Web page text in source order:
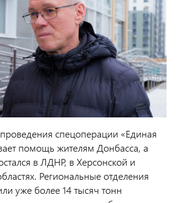
спецоперации «Единая
помощь жителям Донбасса, а
в ЛДНР, в Херсонской и
Региональные отделения
уже более 14 тысяч тонн